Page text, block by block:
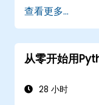
集。
查看更多...
从零开始用
28 小时